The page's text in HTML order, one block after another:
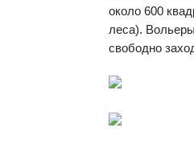
около 600
леса).
свободно